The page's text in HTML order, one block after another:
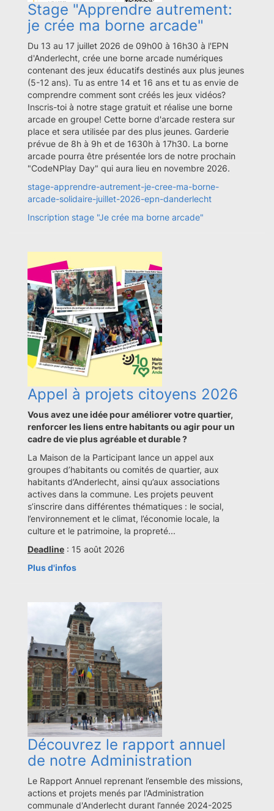
Stage "Apprendre autrement:
je crée ma borne arcade"
Du 13 au 17 juillet 2026 de 09h00 à 16h30 à l'EPN
d'Anderlecht, crée une borne arcade numériques
contenant des jeux éducatifs destinés aux plus jeunes
(5-12 ans). Tu as entre 14 et 16 ans et tu as envie de
comprendre comment sont créés les jeux vidéos?
Inscris-toi à notre stage gratuit et réalise une borne
arcade en groupe! Cette borne d'arcade restera sur
place et sera utilisée par des plus jeunes. Garderie
prévue de 8h à 9h et de 1630h à 17h30. La borne
arcade pourra être présentée lors de notre prochain
"CodeNPlay Day" qui aura lieu en novembre 2026.
stage-apprendre-autrement-je-cree-ma-borne-
arcade-solidaire-juillet-2026-epn-danderlecht
Inscription stage "Je crée ma borne arcade"
Appel à projets citoyens 2026
Vous avez une idée pour améliorer votre quartier,
renforcer les liens entre habitants ou agir pour un
cadre de vie plus agréable et durable ?
La Maison de la Participant lance un appel aux
groupes d’habitants ou comités de quartier, aux
habitants d’Anderlecht, ainsi qu’aux associations
actives dans la commune. Les projets peuvent
s’inscrire dans différentes thématiques : le social,
l’environnement et le climat, l’économie locale, la
culture et le patrimoine, la propreté...
Deadline : 15 août 2026
Plus d'infos
Découvrez le rapport annuel
de notre Administration
Le Rapport Annuel reprenant l’ensemble des missions,
actions et projets menés par l'Administration
communale d'Anderlecht durant l’année 2024-2025